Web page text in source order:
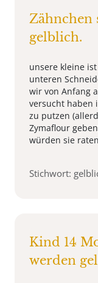
Zähnchen
gelblich.
unsere kleine
unteren
wir von Anfang
versucht haben
zu putzen
Zymaflour
würden sie
Stichwort:
Kind 14
werden